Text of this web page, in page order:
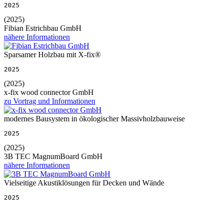
2025
(2025)
Fibian Estrichbau GmbH
nähere Informationen
Sparsamer Holzbau mit X-fix®
2025
(2025)
x-fix wood connector GmbH
zu Vortrag und Informationen
modernes Bausystem in ökologischer Massivholzbauweise
2025
(2025)
3B TEC MagnumBoard GmbH
nähere Informationen
Vielseitige Akustiklösungen für Decken und Wände
2025